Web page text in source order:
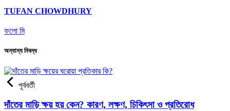
TUFAN CHOWDHURY
ফলো মি
অন্যান্য নিবন্ধ
পূর্ববর্তী
দাঁতের মাড়ি ক্ষয় হয় কেন? কারণ, লক্ষণ, চিকিৎসা ও প্রতিরোধ